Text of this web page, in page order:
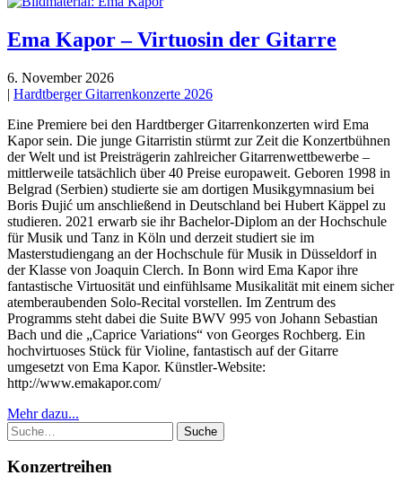
Ema Kapor – Virtuosin der Gitarre
6. November 2026
| Hardtberger Gitarrenkonzerte 2026
Eine Premiere bei den Hardtberger Gitarrenkonzerten wird Ema
Kapor sein. Die junge Gitarristin stürmt zur Zeit die Konzertbühnen
der Welt und ist Preisträgerin zahlreicher Gitarrenwettbewerbe –
mittlerweile tatsächlich über 40 Preise europaweit. Geboren 1998 in
Belgrad (Serbien) studierte sie am dortigen Musikgymnasium bei
Boris Đujić um anschließend in Deutschland bei Hubert Käppel zu
studieren. 2021 erwarb sie ihr Bachelor-Diplom an der Hochschule
für Musik und Tanz in Köln und derzeit studiert sie im
Masterstudiengang an der Hochschule für Musik in Düsseldorf in
der Klasse von Joaquin Clerch. In Bonn wird Ema Kapor ihre
fantastische Virtuosität und einfühlsame Musikalität mit einem sicher
atemberaubenden Solo-Recital vorstellen. Im Zentrum des
Programms steht dabei die Suite BWV 995 von Johann Sebastian
Bach und die „Caprice Variations“ von Georges Rochberg. Ein
hochvirtuoses Stück für Violine, fantastisch auf der Gitarre
umgesetzt von Ema Kapor. Künstler-Website:
http://www.emakapor.com/
Mehr dazu...
Suche
Konzertreihen